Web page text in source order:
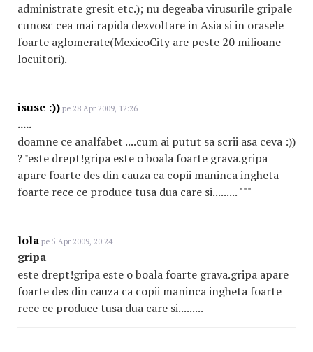
administrate gresit etc.); nu degeaba virusurile gripale
cunosc cea mai rapida dezvoltare in Asia si in orasele
foarte aglomerate(MexicoCity are peste 20 milioane
locuitori).
isuse :)) pe 28 Apr 2009, 12:26
.....
doamne ce analfabet ....cum ai putut sa scrii asa ceva :))
? "este drept!gripa este o boala foarte grava.gripa
apare foarte des din cauza ca copii maninca ingheta
foarte rece ce produce tusa dua care si......... """
lola pe 5 Apr 2009, 20:24
gripa
este drept!gripa este o boala foarte grava.gripa apare
foarte des din cauza ca copii maninca ingheta foarte
rece ce produce tusa dua care si.........